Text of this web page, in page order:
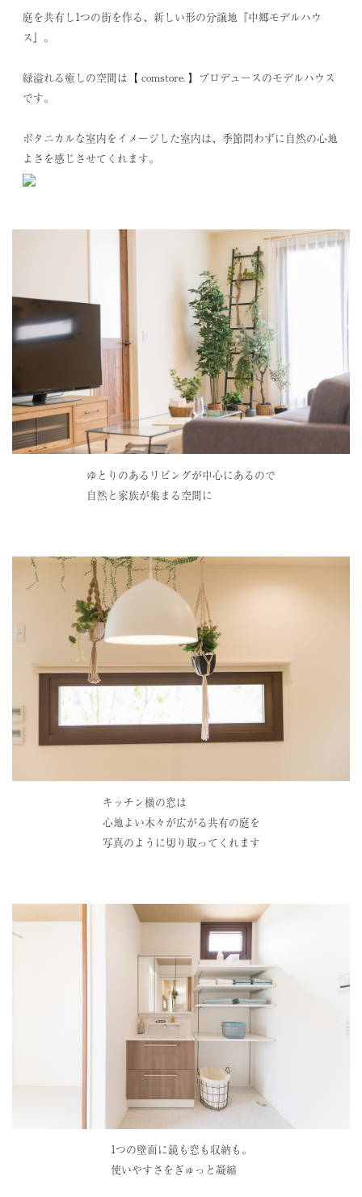
庭を共有し1つの街を作る、新しい形の分譲地『中郷モデルハウ
ス』。
緑溢れる癒しの空間は【 comstore. 】プロデュースのモデルハウス
です。
ボタニカルな室内をイメージした室内は、季節問わずに自然の心地
よさを感じさせてくれます。
ゆとりのあるリビングが中心にあるので
自然と家族が集まる空間に
キッチン横の窓は
心地よい木々が広がる共有の庭を
写真のように切り取ってくれます
1つの壁面に鏡も窓も収納も。
使いやすさをぎゅっと凝縮